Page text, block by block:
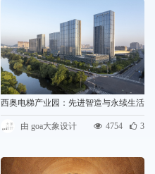
西奥电梯产业园：先进智造与永续生活
兼容的“未来工厂”｜goa大象设计
由 goa大象设计 4754 3